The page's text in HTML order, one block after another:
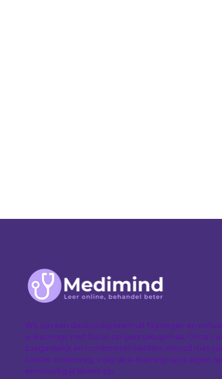
Wij zijn een deskundig team uit Nijmegen en
e-learnings met focus op gebruiksgemak. Onze
toegankelijk en combineren heldere inhoud met
Luister onderweg, volg de e-learning op je eigen
eenvoudig je kennis op.